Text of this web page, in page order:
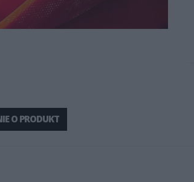
O PRODUKT